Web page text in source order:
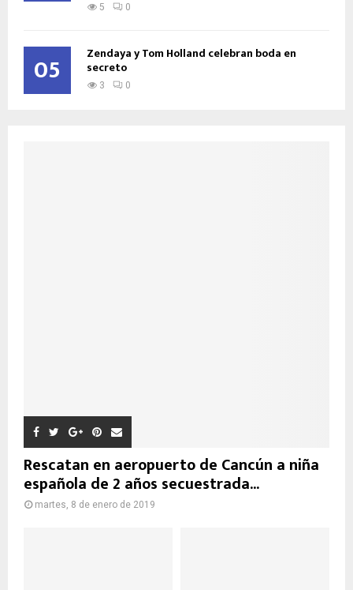
5 0
05 Zendaya y Tom Holland celebran boda en
secreto
3 0
Rescatan en aeropuerto de Cancún a niña
española de 2 años secuestrada...
martes, 8 de enero de 2019